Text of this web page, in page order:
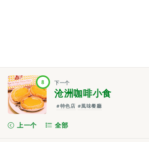
8 下一个
沧洲咖啡小食
#特色店 #風味餐廳
上一个 全部